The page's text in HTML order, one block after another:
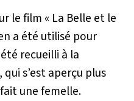
le film « La Belle et le
a été utilisé pour
recueilli à la
s’est aperçu plus
une femelle.